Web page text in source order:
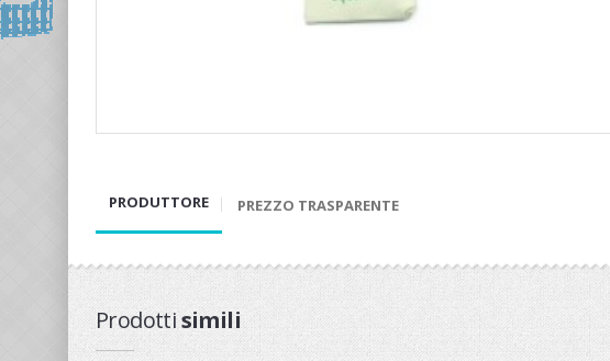
PRODUTTORE PREZZO TRASPARENTE
Prodottisimili